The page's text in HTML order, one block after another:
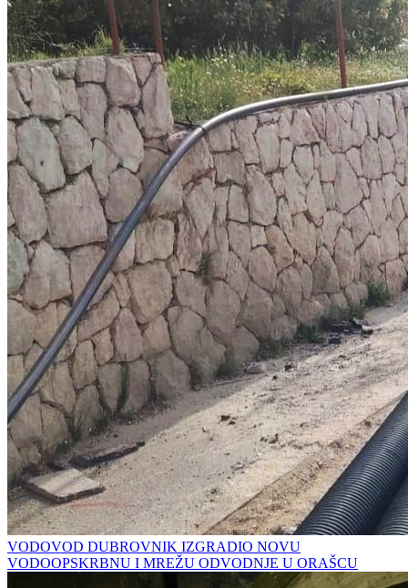
VODOVOD DUBROVNIK IZGRADIO NOVU
VODOOPSKRBNU I MREŽU ODVODNJE U ORAŠCU